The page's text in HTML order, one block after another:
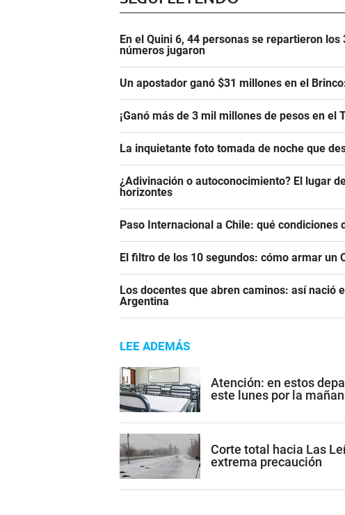
En el Quini 6, 44 personas se repartieron
números jugaron
Un apostador ganó $31 millones en el
¡Ganó más de 3 mil millones de pesos en
La inquietante foto tomada de noche que
¿Adivinación o autoconocimiento? El lugar
horizontes
Paso Internacional a Chile: qué
El filtro de los 10 segundos: cómo armar
Los docentes que abren caminos: así nació
Argentina
LEE ADEMÁS
Atención: en estos
este lunes por la
Corte total hacia Las
extrema precaución